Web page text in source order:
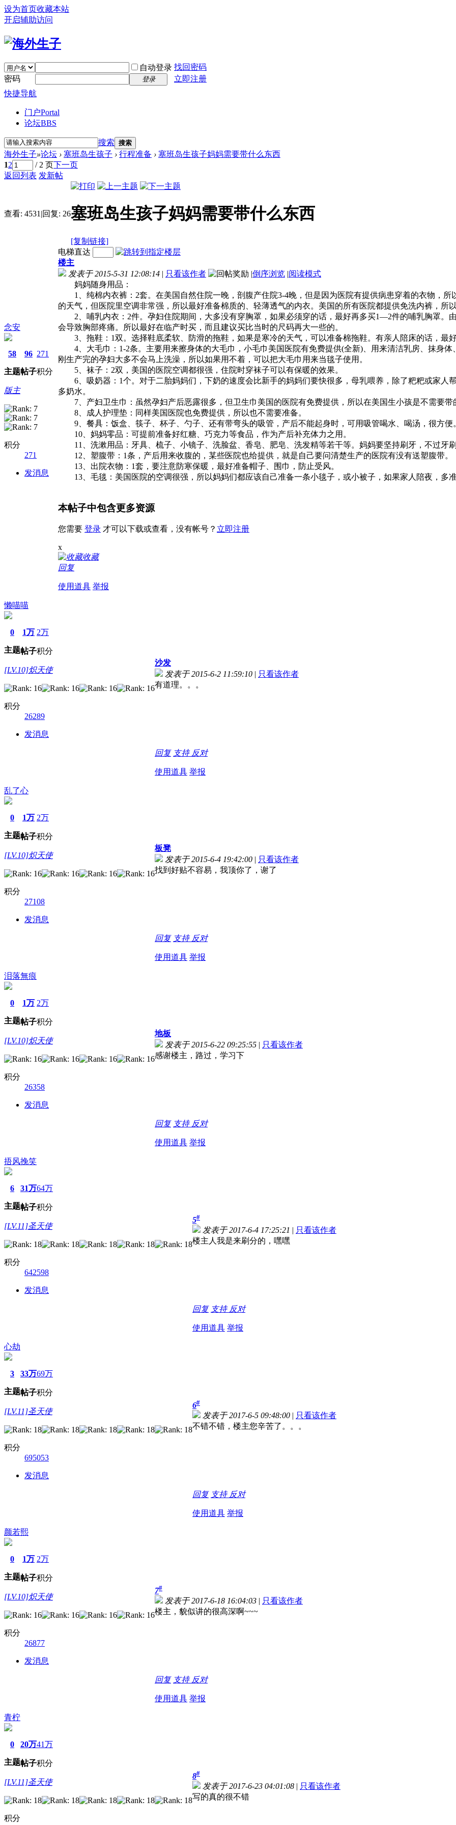
设为首页收藏本站
开启辅助访问
自动登录 找回密码
密码
登录
立即注册
快捷导航
门户Portal
论坛BBS
搜索 搜索
海外生子»论坛 › 塞班岛生孩子 › 行程准备 › 塞班岛生孩子妈妈需要带什么东西
12 / 2 页下一页
返回列表 发新帖
查看: 4531 |回复: 26塞班岛生孩子妈妈需要带什么东西
[复制链接]
念安
58
主题
96
帖子
271
积分
版主
积分
271
发消息
电梯直达
楼主
发表于 2015-5-31 12:08:14 | 只看该作者 |倒序浏览 |阅读模式
妈妈随身用品：
1、纯棉内衣裤：2套。在美国自然住院一晚，剖腹产住院3-4晚，但是因为医院有提供病患穿着的衣物，所
的天气，但医院里空调非常强，所以最好准备棉质的、轻薄透气的内衣。美国的所有医院都提供免洗内裤，所
2、哺乳内衣：2件。孕妇住院期间，大多没有穿胸罩，如果必须穿的话，最好再多买1—2件的哺乳胸罩。
会导致胸部疼痛。所以最好在临产时买，而且建议买比当时的尺码再大一些的。
3、拖鞋：1双。选择鞋底柔软、防滑的拖鞋，如果是寒冷的天气，可以准备棉拖鞋。有亲人陪床的话，最好
4、大毛巾：1-2条。主要用来擦身体的大毛巾，小毛巾美国医院有免费提供(全新)、用来清洁乳房、抹身体
刚生产完的孕妇大多不会马上洗澡，所以如果用不着，可以把大毛巾用来当毯子使用。
5、袜子：2双，美国的医院空调都很强，住院时穿袜子可以有保暖的效果。
6、吸奶器：1个。对于二胎妈妈们，下奶的速度会比新手的妈妈们要快很多，母乳喂养，除了粑粑或家人
多奶水。
7、产妇卫生巾：虽然孕妇产后恶露很多，但卫生巾美国的医院有免费提供，所以在美国生小孩是不需要带
8、成人护理垫：同样美国医院也免费提供，所以也不需要准备。
9、餐具：饭盒、筷子、杯子、勺子、还有带弯头的吸管，产后不能起身时，可用吸管喝水、喝汤，很方便
10、妈妈零品：可提前准备好红糖、巧克力等食品，作为产后补充体力之用。
11、洗漱用品：牙具、梳子、小镜子、洗脸盆、香皂、肥皂、洗发精等若干等。妈妈要坚持刷牙，不过牙刷
12、塑腹带：1条，产后用来收腹的，某些医院也给提供，就是自己要问清楚生产的医院有没有送塑腹带。
13、出院衣物：1套，要注意防寒保暖，最好准备帽子、围巾，防止受风。
13、毛毯：美国医院的空调很强，所以妈妈们都应该自己准备一条小毯子，或小被子，如果家人陪夜，多准
本帖子中包含更多资源
您需要 登录 才可以下载或查看，没有帐号？ 立即注册
x
收藏
回复
使用道具 举报
懒喵喵
0
主题
1万
帖子
2万
积分
[LV.10]炽天使
积分
26289
发消息
沙发
发表于 2015-6-2 11:59:10 | 只看该作者
有道理。。。
回复 支持 反对
使用道具 举报
乱了心
0
主题
1万
帖子
2万
积分
[LV.10]炽天使
积分
27108
发消息
板凳
发表于 2015-6-4 19:42:00 | 只看该作者
找到好贴不容易，我顶你了，谢了
回复 支持 反对
使用道具 举报
泪落無痕
0
主题
1万
帖子
2万
积分
[LV.10]炽天使
积分
26358
发消息
地板
发表于 2015-6-22 09:25:55 | 只看该作者
感谢楼主，路过，学习下
回复 支持 反对
使用道具 举报
捂风挽笑
6
主题
31万
帖子
64万
积分
[LV.11]圣天使
积分
642598
发消息
5#
发表于 2017-6-4 17:25:21 | 只看该作者
楼主人我是来刷分的，嘿嘿
回复 支持 反对
使用道具 举报
心劫
3
主题
33万
帖子
69万
积分
[LV.11]圣天使
积分
695053
发消息
6#
发表于 2017-6-5 09:48:00 | 只看该作者
不错不错，楼主您辛苦了。。。
回复 支持 反对
使用道具 举报
颜若熙
0
主题
1万
帖子
2万
积分
[LV.10]炽天使
积分
26877
发消息
7#
发表于 2017-6-18 16:04:03 | 只看该作者
楼主，貌似讲的很高深啊~~~
回复 支持 反对
使用道具 举报
青柠
0
主题
20万
帖子
41万
积分
[LV.11]圣天使
积分
8#
发表于 2017-6-23 04:01:08 | 只看该作者
写的真的很不错